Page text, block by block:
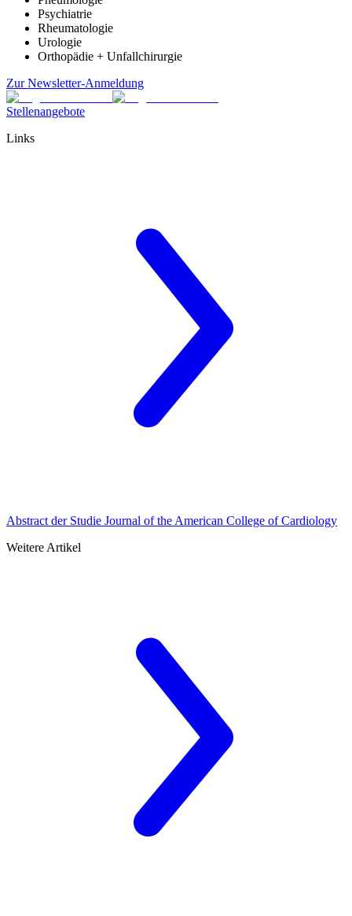
Psychiatrie
Rheumatologie
Urologie
Orthopädie + Unfallchirurgie
Zur Newsletter-Anmeldung
Stellenangebote
Links
Abstract der Studie Journal of the American College of Cardiology
Weitere Artikel